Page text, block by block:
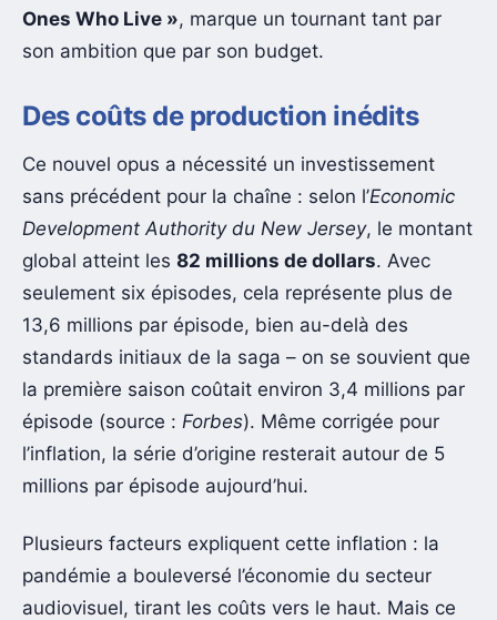
Ones Who Live », marque un tournant tant par
son ambition que par son budget.
Des coûts de production inédits
Ce nouvel opus a nécessité un investissement
sans précédent pour la chaîne : selon l’Economic
Development Authority du New Jersey, le montant
global atteint les 82 millions de dollars. Avec
seulement six épisodes, cela représente plus de
13,6 millions par épisode, bien au-delà des
standards initiaux de la saga – on se souvient que
la première saison coûtait environ 3,4 millions par
épisode (source : Forbes). Même corrigée pour
l’inflation, la série d’origine resterait autour de 5
millions par épisode aujourd’hui.
Plusieurs facteurs expliquent cette inflation : la
pandémie a bouleversé l’économie du secteur
audiovisuel, tirant les coûts vers le haut. Mais ce